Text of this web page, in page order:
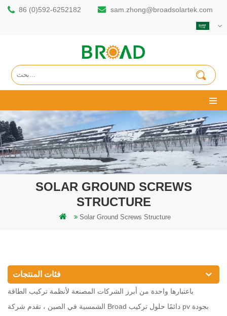
86 (0)592-6252182 sam.zhong@broadsolartek.com
SOLAR GROUND SCREWS
STRUCTURE
Solar Ground Screws Structure
فئات المنتجات
باعتبارها واحدة من أبرز الشركات المصنعة لأنظمة تركيب الطاقة
الشمسية في الصين ، تقدم شركة Broad دائمًا حلول تركيب pv بجودة